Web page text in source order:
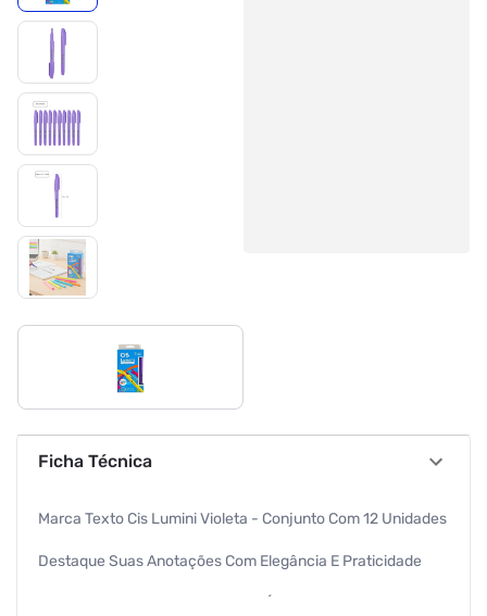
Ficha Técnica
Marca Texto Cis Lumini Violeta - Conjunto Com 12 Unidades
Destaque Suas Anotações Com Elegância E Praticidade